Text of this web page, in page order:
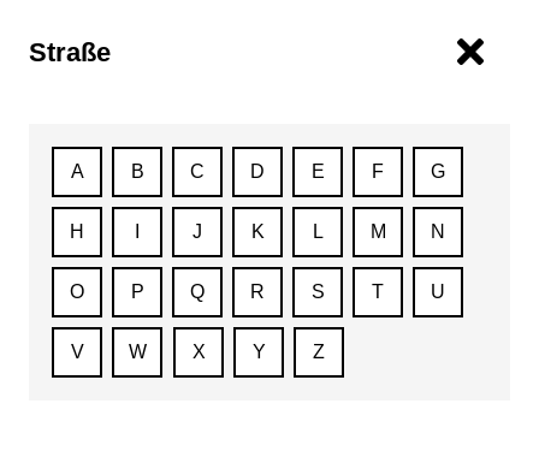
Straße
A B C D E F G
H J K L M N
O P Q R S T U
V W X Y Z